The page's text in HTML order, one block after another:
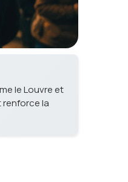
le Louvre et
renforce la